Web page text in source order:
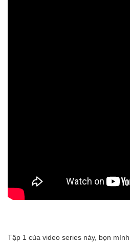
Tập 1 của video series này, bọn